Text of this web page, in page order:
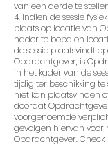
van een derde te
4. Indien de sessie
plaats op locatie van
nader te bepalen
de sessie plaatsvindt
Opdrachtgever, is
in het kader van de
tijdig ter beschikking te
niet kan plaatsvinden
doordat
voorgenoemde
gevolgen hiervan voor
Opdrachtgever.